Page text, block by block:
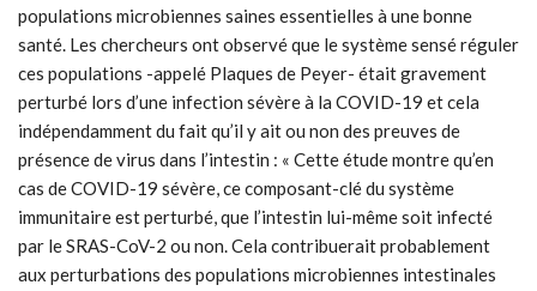
populations microbiennes saines essentielles à une bonne
santé. Les chercheurs ont observé que le système sensé réguler
ces populations -appelé Plaques de Peyer- était gravement
perturbé lors d’une infection sévère à la COVID-19 et cela
indépendamment du fait qu’il y ait ou non des preuves de
présence de virus dans l’intestin : « Cette étude montre qu’en
cas de COVID-19 sévère, ce composant-clé du système
immunitaire est perturbé, que l’intestin lui-même soit infecté
par le SRAS-CoV-2 ou non. Cela contribuerait probablement
aux perturbations des populations microbiennes intestinales